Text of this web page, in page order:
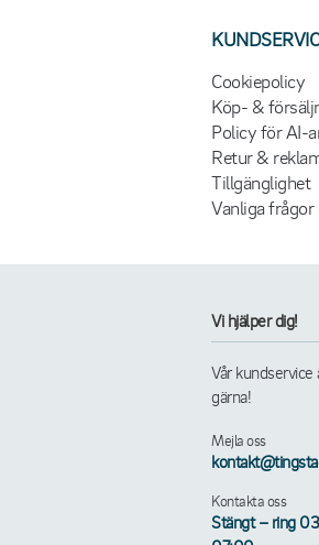
Cookiepolicy
Köp- &
Policy för AI-
Retur &
Tillgänglighet
Vanliga frågor
Vi hjälper dig!
Vår
gärna!
Mejla oss
Kontakta oss
Stängt – ring